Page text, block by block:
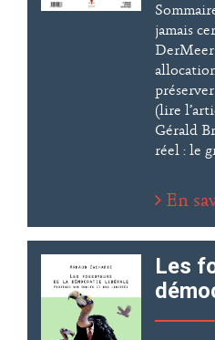
jamais
(lire
Gérald
réel : le
En
Les